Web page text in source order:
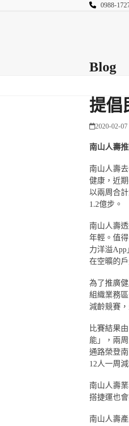
0988-
Blog
提倡
2020-02-07
南山人壽
南山人壽
健康，近
以兩周合
1.2億步。
南山人壽
年輕。值
力洋溢
在空曠的
為了推廣
組織業務
減齡競賽
比賽結果
能」，兩
通路榮登
12人一周
南山人壽
搭捷運也
南山人壽